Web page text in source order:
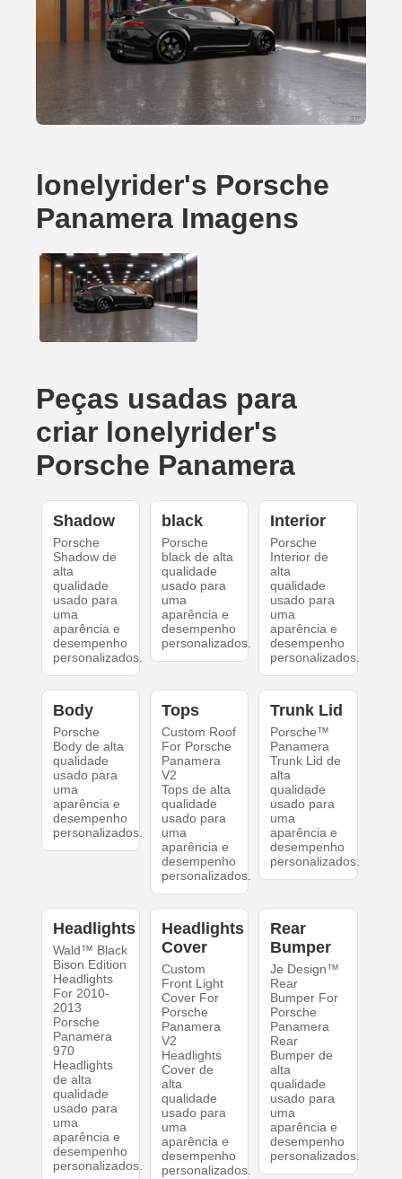
lonelyrider's Porsche
Panamera Imagens
Peças usadas para
criar lonelyrider's
Porsche Panamera
Shadow
Porsche
Shadow de
alta
qualidade
usado para
uma
aparência e
desempenho
personalizados.
black
Porsche
black de alta
qualidade
usado para
uma
aparência e
desempenho
personalizados.
Interior
Porsche
Interior de
alta
qualidade
usado para
uma
aparência e
desempenho
personalizados.
Body
Porsche
Body de alta
qualidade
usado para
uma
aparência e
desempenho
personalizados.
Tops
Custom Roof
For Porsche
Panamera
V2
Tops de alta
qualidade
usado para
uma
aparência e
desempenho
personalizados.
Trunk Lid
Porsche™
Panamera
Trunk Lid de
alta
qualidade
usado para
uma
aparência e
desempenho
personalizados.
Headlights
Wald™ Black
Bison Edition
Headlights
For 2010-
2013
Porsche
Panamera
970
Headlights
de alta
qualidade
usado para
uma
aparência e
desempenho
personalizados.
Headlights
Cover
Custom
Front Light
Cover For
Porsche
Panamera
V2
Headlights
Cover de
alta
qualidade
usado para
uma
aparência e
desempenho
personalizados.
Rear
Bumper
Je Design™
Rear
Bumper For
Porsche
Panamera
Rear
Bumper de
alta
qualidade
usado para
uma
aparência e
desempenho
personalizados.